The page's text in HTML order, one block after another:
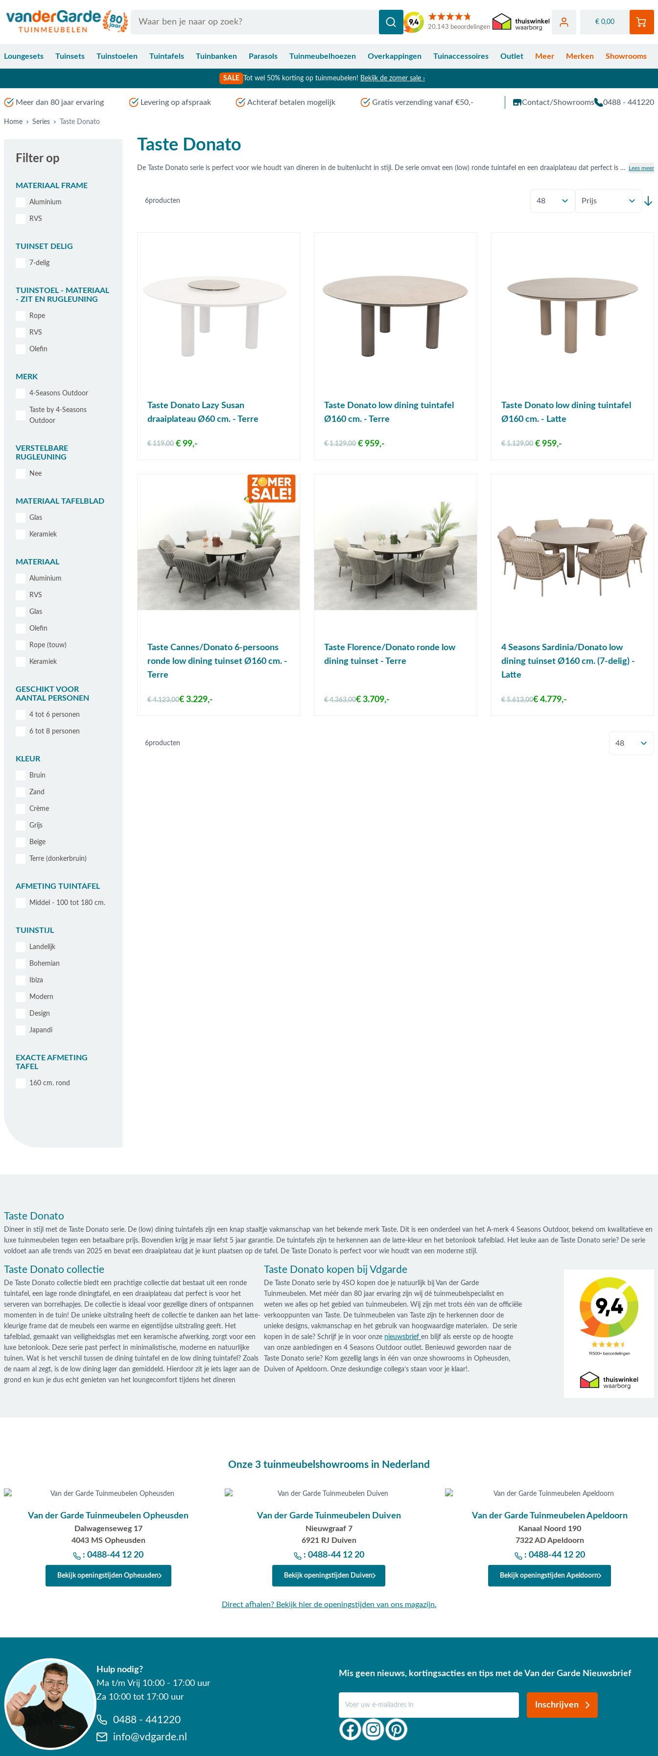
20.143 beoordelingen
€ 0,00
Loungesets Tuinsets Tuinstoelen Tuintafels Tuinbanken Parasols Tuinmeubelhoezen Overkappingen Tuinaccessoires Outlet Meer Merken Showrooms
SALE Tot wel 50% korting op tuinmeubelen! Bekijk de zomer sale ›
Meer dan 80 jaar ervaring Levering op afspraak Achteraf betalen mogelijk Gratis verzending vanaf €50,- Contact/Showrooms 0488 - 441220
Home Series Taste Donato
Taste Donato
De Taste Donato serie is perfect voor wie houdt van dineren in de buitenlucht in stijl. De serie omvat een (low) ronde tuintafel en een draaiplateau dat perfect is voor het serveren van borrelhapjes. De Taste Donato-serie zorgt voor een moderne sfeer. Bekijk de Taste Donato serie online bij Van der Garde Tuinmeubelen. Liever in het echt bekijken? Je bent van harte welkom in één van onze showrooms in Opheusden, Duiven of Apeldoorn. Lees meer
6producten
Taste Donato Lazy Susan
draaiplateau Ø60 cm. - Terre
€ 99,-
€ 119,00
Taste Donato low dining tuintafel
Ø160 cm. - Terre
€ 959,-
€ 1.129,00
Taste Donato low dining tuintafel
Ø160 cm. - Latte
€ 959,-
€ 1.129,00
Taste Cannes/Donato 6-persoons
ronde low dining tuinset Ø160 cm. -
Terre
€ 4.123,00€ 3.229,-
Taste Florence/Donato ronde low
dining tuinset - Terre
€ 4.363,00€ 3.709,-
4 Seasons Sardinia/Donato low
dining tuinset Ø160 cm. (7-delig) -
Latte
€ 5.613,00€ 4.779,-
6producten
Filter op
MATERIAAL FRAME
Aluminium
RVS
TUINSET DELIG
7-delig
TUINSTOEL - MATERIAAL
- ZIT EN RUGLEUNING
Rope
RVS
Olefin
MERK
4-Seasons Outdoor
Taste by 4-Seasons
Outdoor
VERSTELBARE
RUGLEUNING
Nee
MATERIAAL TAFELBLAD
Glas
Keramiek
MATERIAAL
Aluminium
RVS
Glas
Olefin
Rope (touw)
Keramiek
GESCHIKT VOOR
AANTAL PERSONEN
4 tot 6 personen
6 tot 8 personen
KLEUR
Bruin
Zand
Crème
Grijs
Beige
Terre (donkerbruin)
AFMETING TUINTAFEL
Middel - 100 tot 180 cm.
TUINSTIJL
Landelijk
Bohemian
Ibiza
Modern
Design
Japandi
EXACTE AFMETING
TAFEL
160 cm. rond
Taste Donato
Dineer in stijl met de Taste Donato serie. De (low) dining tuintafels zijn een knap staaltje vakmanschap van het bekende merk Taste. Dit is een onderdeel van het A-merk 4 Seasons Outdoor, bekend om kwalitatieve en
luxe tuinmeubelen tegen een betaalbare prijs. Bovendien krijg je maar liefst 5 jaar garantie. De tuintafels zijn te herkennen aan de latte-kleur en het betonlook tafelblad. Het leuke aan de Taste Donato serie? De serie
voldoet aan alle trends van 2025 en bevat een draaiplateau dat je kunt plaatsen op de tafel. De Taste Donato is perfect voor wie houdt van een moderne stijl.
Taste Donato collectie
De Taste Donato collectie biedt een prachtige collectie dat bestaat uit een ronde
tuintafel, een lage ronde diningtafel, en een draaiplateau dat perfect is voor het
serveren van borrelhapjes. De collectie is ideaal voor gezellige diners of ontspannen
momenten in de tuin! De unieke uitstraling heeft de collectie te danken aan het latte-
kleurige frame dat de meubels een warme en eigentijdse uitstraling geeft. Het
tafelblad, gemaakt van veiligheidsglas met een keramische afwerking, zorgt voor een
luxe betonlook. Deze serie past perfect in minimalistische, moderne en natuurlijke
tuinen. Wat is het verschil tussen de dining tuintafel en de low dining tuintafel? Zoals
de naam al zegt, is de low dining lager dan gemiddeld. Hierdoor zit je iets lager aan de
grond en kun je dus echt genieten van het loungecomfort tijdens het dineren
Taste Donato kopen bij Vdgarde
De Taste Donato serie by 4SO kopen doe je natuurlijk bij Van der Garde
Tuinmeubelen. Met méér dan 80 jaar ervaring zijn wij dé tuinmeubelspecialist en
weten we alles op het gebied van tuinmeubelen. Wij zijn met trots één van de officiële
verkooppunten van Taste. De tuinmeubelen van Taste zijn te herkennen door de
unieke designs, vakmanschap en het gebruik van hoogwaardige materialen. De serie
kopen in de sale? Schrijf je in voor onze nieuwsbriefen blijf als eerste op de hoogte
van onze aanbiedingen en 4 Seasons Outdoor outlet. Benieuwd geworden naar de
Taste Donato serie? Kom gezellig langs in één van onze showrooms in Opheusden,
Duiven of Apeldoorn. Onze deskundige collega’s staan voor je klaar!.
Onze 3 tuinmeubelshowrooms in Nederland
Van der Garde Tuinmeubelen Opheusden
Dalwagenseweg 17
4043 MS Opheusden
: 0488-44 12 20
Bekijk openingstijden Opheusden
Van der Garde Tuinmeubelen Duiven
Nieuwgraaf 7
6921 RJ Duiven
: 0488-44 12 20
Bekijk openingstijden Duiven
Van der Garde Tuinmeubelen Apeldoorn
Kanaal Noord 190
7322 AD Apeldoorn
: 0488-44 12 20
Bekijk openingstijden Apeldoorn
Direct afhalen? Bekijk hier de openingstijden van ons magazijn.
Hulp nodig?
Ma t/m Vrij 10:00 - 17:00 uur
Za 10:00 tot 17:00 uur
0488 - 441220
info@vdgarde.nl
Mis geen nieuws, kortingsacties en tips met de Van der Garde Nieuwsbrief
Inschrijven